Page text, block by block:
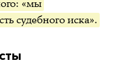
«мы
судебного иска».